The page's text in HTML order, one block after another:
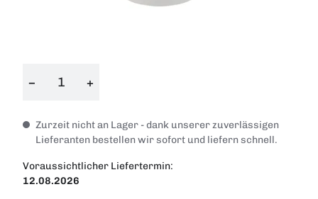
− +
Zurzeit nicht an Lager - dank unserer zuverlässigen
Lieferanten bestellen wir sofort und liefern schnell.
Voraussichtlicher Liefertermin:
12.08.2026